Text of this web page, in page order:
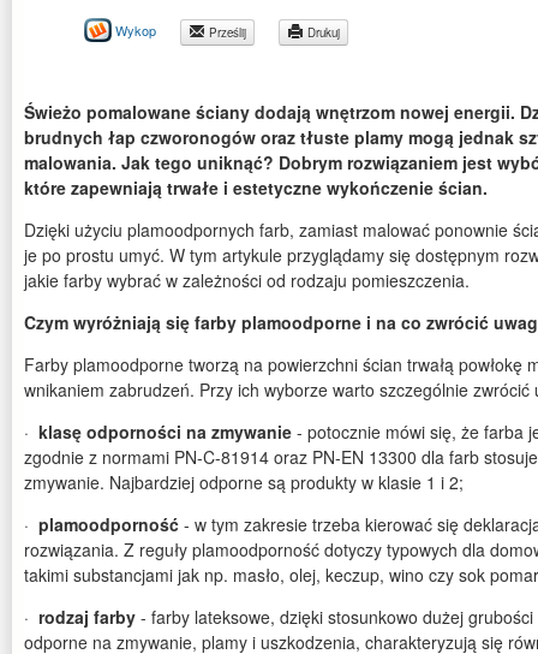
Wykop Prześlij Drukuj
Świeżo pomalowane ściany dodają wnętrzom nowej energii.
brudnych łap czworonogów oraz tłuste plamy mogą jednak
malowania. Jak tego uniknąć? Dobrym rozwiązaniem jest
które zapewniają trwałe i estetyczne wykończenie ścian.
Dzięki użyciu plamoodpornych farb, zamiast malować ponownie
je po prostu umyć. W tym artykule przyglądamy się dostępnym
jakie farby wybrać w zależności od rodzaju pomieszczenia.
Czym wyróżniają się farby plamoodporne i na co zwrócić
Farby plamoodporne tworzą na powierzchni ścian trwałą powłokę
wnikaniem zabrudzeń. Przy ich wyborze warto szczególnie zwrócić
· klasę odporności na zmywanie - potocznie mówi się, że farba
zgodnie z normami PN-C-81914 oraz PN-EN 13300 dla farb
zmywanie. Najbardziej odporne są produkty w klasie 1 i 2;
· plamoodporność - w tym zakresie trzeba kierować się
rozwiązania. Z reguły plamoodporność dotyczy typowych dla
takimi substancjami jak np. masło, olej, keczup, wino czy sok
· rodzaj farby - farby lateksowe, dzięki stosunkowo dużej grubości
odporne na zmywanie, plamy i uszkodzenia, charakteryzują się